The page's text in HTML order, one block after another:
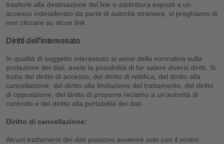
trasferiti alla destinazione del link o addirittura esposti a un
accesso indesiderato da parte di autorità straniere, vi preghiamo di
non cliccare su alcun link.
Diritti dell’interessato
In qualità di soggetto interessato ai sensi della normativa sulla
protezione dei dati, avete la possibilità di far valere diversi diritti. Si
tratta del diritto di accesso, del diritto di rettifica, del diritto alla
cancellazione, del diritto alla limitazione del trattamento, del diritto
di opposizione, del diritto di proporre reclamo a un’autorità di
controllo e del diritto alla portabilità dei dati.
Diritto di cancellazione:
Alcuni trattamenti dei dati possono avvenire solo con il vostro